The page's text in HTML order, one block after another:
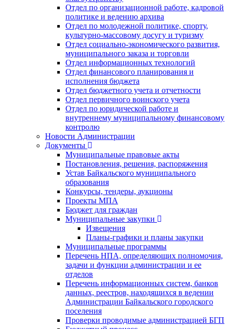
Отдел по организационной работе, кадровой
политике и ведению архива
Отдел по молодежной политике, спорту,
культурно-массовому досугу и туризму
Отдел социально-экономического развития,
муниципального заказа и торговли
Отдел информационных технологий
Отдел финансового планирования и
исполнения бюджета
Отдел бюджетного учета и отчетности
Отдел первичного воинского учета
Отдел по юридической работе и
внутреннему муниципальному финансовому
контролю
Новости Администрации
Документы
Муниципальные правовые акты
Постановления, решения, распоряжения
Устав Байкальского муниципального
образования
Конкурсы, тендеры, аукционы
Проекты МПА
Бюджет для граждан
Муниципальные закупки
Извещения
Планы-графики и планы закупки
Муниципальные программы
Перечень НПА, определяющих полномочия,
задачи и функции администрации и ее
отделов
Перечень информационных систем, банков
данных, реестров, находящихся в ведении
Администрации Байкальского городского
поселения
Проверки проводимые администрацией БГП